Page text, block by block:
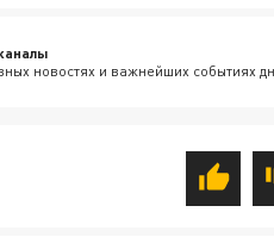
новостях и важнейших событиях